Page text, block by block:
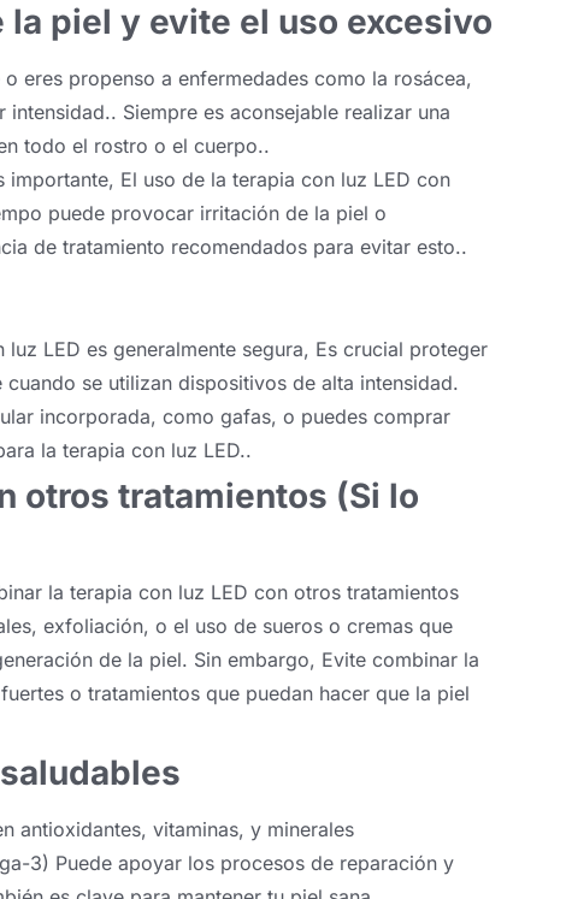
piel y evite el uso excesivo
eres propenso a enfermedades como la rosácea,
Siempre es aconsejable realizar una
todo el rostro o el cuerpo..
importante, El uso de la terapia con luz LED con
puede provocar irritación de la piel o
de tratamiento recomendados para evitar esto..
luz LED es generalmente segura, Es crucial proteger
se utilizan dispositivos de alta intensidad.
incorporada, como gafas, o puedes comprar
la terapia con luz LED..
otros tratamientos (Si lo
la terapia con luz LED con otros tratamientos
exfoliación, o el uso de sueros o cremas que
de la piel. Sin embargo, Evite combinar la
o tratamientos que puedan hacer que la piel
antioxidantes, vitaminas, y minerales
3) Puede apoyar los procesos de reparación y